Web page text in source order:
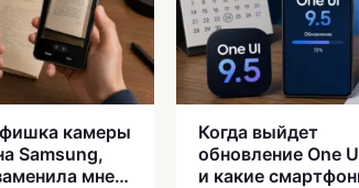
камеры
Samsung,
мне
Когда выйдет
обновление One
и какие